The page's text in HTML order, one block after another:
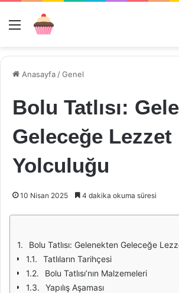
Menü
Anasayfa /Genel
Bolu Tatlısı:
Geleceğe Lezzet
Yolculuğu
10 Nisan 2025 4 dakika okuma süresi
Bolu Tatlısı: Gelenekten Geleceğe
Tatlıların Tarihçesi
Bolu Tatlısı’nın Malzemeleri
Yapılış Aşaması